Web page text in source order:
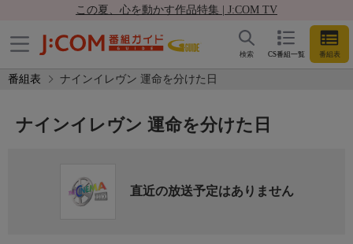
この夏、心を動かす作品特集 | J:COM TV
CS番組一覧 番組表
検索
番組表 ナインイレヴン 運命を分けた日
ナインイレヴン 運命を分けた日
直近の放送予定はありません